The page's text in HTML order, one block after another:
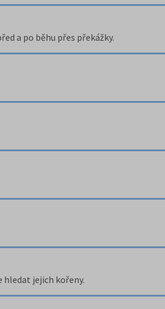
a po běhu přes překážky.
jejich kořeny.